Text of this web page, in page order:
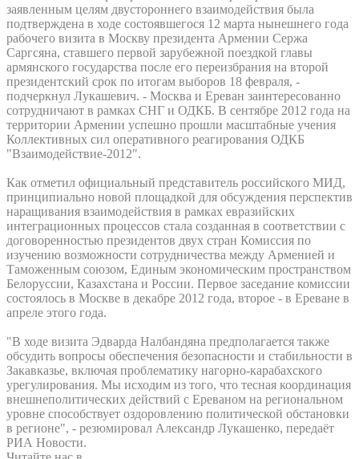
заявленным целям двустороннего взаимодействия была
подтверждена в ходе состоявшегося 12 марта нынешнего года
рабочего визита в Москву президента Армении Сержа
Саргсяна, ставшего первой зарубежной поездкой главы
армянского государства после его переизбрания на второй
президентский срок по итогам выборов 18 февраля, -
подчеркнул Лукашевич. - Москва и Ереван заинтересованно
сотрудничают в рамках СНГ и ОДКБ. В сентябре 2012 года на
территории Армении успешно прошли масштабные учения
Коллективных сил оперативного реагирования ОДКБ
"Взаимодействие-2012".
Как отметил официальный представитель российского МИД,
принципиально новой площадкой для обсуждения перспектив
наращивания взаимодействия в рамках евразийских
интеграционных процессов стала созданная в соответствии с
договоренностью президентов двух стран Комиссия по
изучению возможности сотрудничества между Арменией и
Таможенным союзом, Единым экономическим пространством
Белоруссии, Казахстана и России. Первое заседание комиссии
состоялось в Москве в декабре 2012 года, второе - в Ереване в
апреле этого года.
"В ходе визита Эдварда Налбандяна предполагается также
обсудить вопросы обеспечения безопасности и стабильности в
Закавказье, включая проблематику нагорно-карабахского
урегулирования. Мы исходим из того, что тесная координация
внешнеполитических действий с Ереваном на региональном
уровне способствует оздоровлению политической обстановки
в регионе", - резюмировал Александр Лукашенко, передаёт
РИА Новости.